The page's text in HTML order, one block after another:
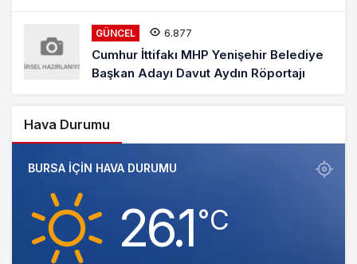
GÜNCEL 6.877
Cumhur İttifakı MHP Yenişehir Belediye
Başkan Adayı Davut Aydın Röportajı
Hava Durumu
BURSA IÇIN HAVA DURUMU
26.1‎°C